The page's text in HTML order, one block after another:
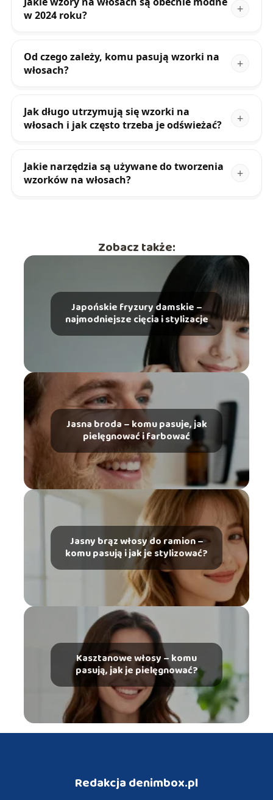
w 2024 roku?
Od czego zależy, komu pasują wzorki na
włosach?
Jak długo utrzymują się wzorki na
włosach i jak często trzeba je odświeżać?
Jakie narzędzia są używane do tworzenia
wzorków na włosach?
Zobacz także:
Japońskie fryzury damskie –
najmodniejsze cięcia i stylizacje
Jasna broda – komu pasuje, jak
pielęgnować i farbować
Jasny brąz włosy do ramion –
komu pasują i jak je stylizować?
Kasztanowe włosy – komu
pasują, jak je pielęgnować?
Redakcja denimbox.pl